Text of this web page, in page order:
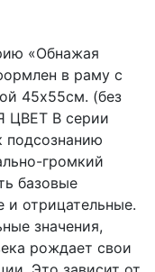
«Обнажая
в раму с
45х55см. (без
В серии
подсознанию
громкий
базовые
и отрицательные.
значения,
рождает свои